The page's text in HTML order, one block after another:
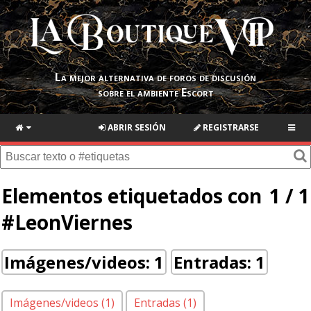
La mejor alternativa de foros de discusión
sobre el ambiente Escort
REGISTRARSE
ABRIR SESIÓN
1 / 1
Elementos etiquetados con
#LeonViernes
Imágenes/videos: 1 Entradas: 1
Imágenes/videos (1) Entradas (1)